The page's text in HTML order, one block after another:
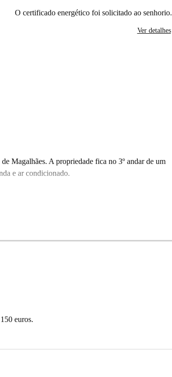
O certificado energético foi solicitado ao senhorio.
Ver detalhes
Magalhães. A propriedade fica no 3º andar de um
e ar condicionado.
Homecheckers para visitar todos os
fica fora do estúdio.
euros.